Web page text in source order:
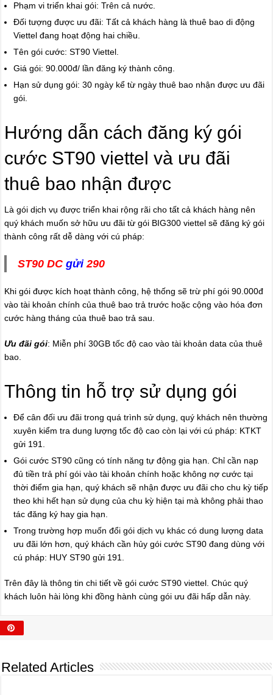
Phạm vi triển khai gói: Trên cả nước.
Đối tượng được ưu đãi: Tất cả khách hàng là thuê bao di động
Viettel đang hoạt động hai chiều.
Tên gói cước: ST90 Viettel.
Giá gói: 90.000đ/ lần đăng ký thành công.
Hạn sử dụng gói: 30 ngày kể từ ngày thuê bao nhận được ưu đãi
gói.
Hướng dẫn cách đăng ký gói
cước ST90 viettel và ưu đãi
thuê bao nhận được
Là gói dịch vụ được triển khai rộng rãi cho tất cả khách hàng nên
quý khách muốn sở hữu ưu đãi từ gói BIG300 viettel sẽ đăng ký gói
thành công rất dễ dàng với cú pháp:
ST90 DCgửi290
Khi gói được kích hoạt thành công, hệ thống sẽ trừ phí gói 90.000đ
vào tài khoản chính của thuê bao trả trước hoặc cộng vào hóa đơn
cước hàng tháng của thuê bao trả sau.
Ưu đãi gói: Miễn phí 30GB tốc độ cao vào tài khoản data của thuê
bao.
Thông tin hỗ trợ sử dụng gói
Để cân đối ưu đãi trong quá trình sử dụng, quý khách nên thường
xuyên kiểm tra dung lượng tốc độ cao còn lại với cú pháp: KTKT
gửi 191.
Gói cước ST90 cũng có tính năng tự động gia hạn. Chỉ cần nạp
đủ tiền trả phí gói vào tài khoản chính hoặc không nợ cước tại
thời điểm gia hạn, quý khách sẽ nhận được ưu đãi cho chu kỳ tiếp
theo khi hết hạn sử dụng của chu kỳ hiện tại mà không phải thao
tác đăng ký hay gia hạn.
Trong trường hợp muốn đổi gói dịch vụ khác có dung lượng data
ưu đãi lớn hơn, quý khách cần hủy gói cước ST90 đang dùng với
cú pháp: HUY ST90 gửi 191.
Trên đây là thông tin chi tiết về gói cước ST90 viettel. Chúc quý
khách luôn hài lòng khi đồng hành cùng gói ưu đãi hấp dẫn này.
Related Articles